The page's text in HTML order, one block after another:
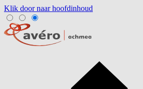
Klik door naar hoofdinhoud